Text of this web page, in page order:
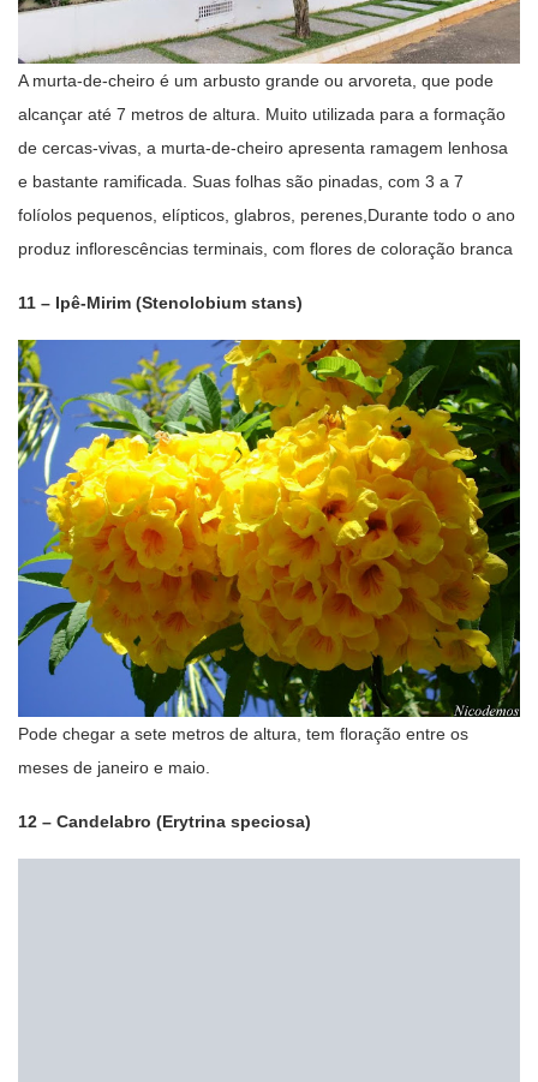
A murta-de-cheiro é um arbusto grande ou arvoreta, que pode
alcançar até 7 metros de altura. Muito utilizada para a formação
de cercas-vivas, a murta-de-cheiro apresenta ramagem lenhosa
e bastante ramificada. Suas folhas são pinadas, com 3 a 7
folíolos pequenos, elípticos, glabros, perenes,Durante todo o ano
produz inflorescências terminais, com flores de coloração branca
11 – Ipê-Mirim (Stenolobium stans)
Pode chegar a sete metros de altura, tem floração entre os
meses de janeiro e maio.
12 – Candelabro (Erytrina speciosa)